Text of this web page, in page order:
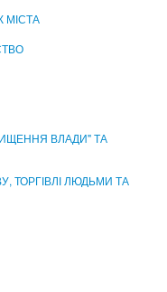
ТА ЗАКЛАДИ
МІСТА
ВЛАДИ" ТА
ТОРГІВЛІ ЛЮДЬМИ ТА